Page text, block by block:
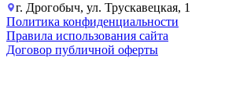
г. Дрогобыч, ул. Трускавецкая, 1
Политика конфиденциальности
Правила использования сайта
Договор публичной оферты